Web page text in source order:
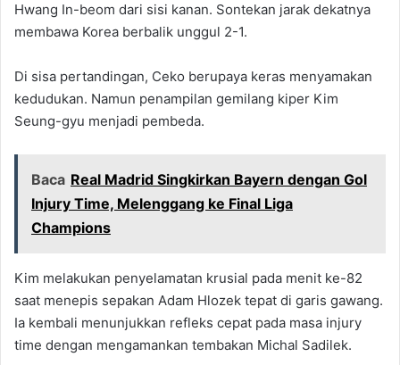
Hwang In-beom dari sisi kanan. Sontekan jarak dekatnya
membawa Korea berbalik unggul 2-1.
Di sisa pertandingan, Ceko berupaya keras menyamakan
kedudukan. Namun penampilan gemilang kiper Kim
Seung-gyu menjadi pembeda.
Baca Real Madrid Singkirkan Bayern dengan Gol
Injury Time, Melenggang ke Final Liga
Champions
Kim melakukan penyelamatan krusial pada menit ke-82
saat menepis sepakan Adam Hlozek tepat di garis gawang.
Ia kembali menunjukkan refleks cepat pada masa injury
time dengan mengamankan tembakan Michal Sadilek.